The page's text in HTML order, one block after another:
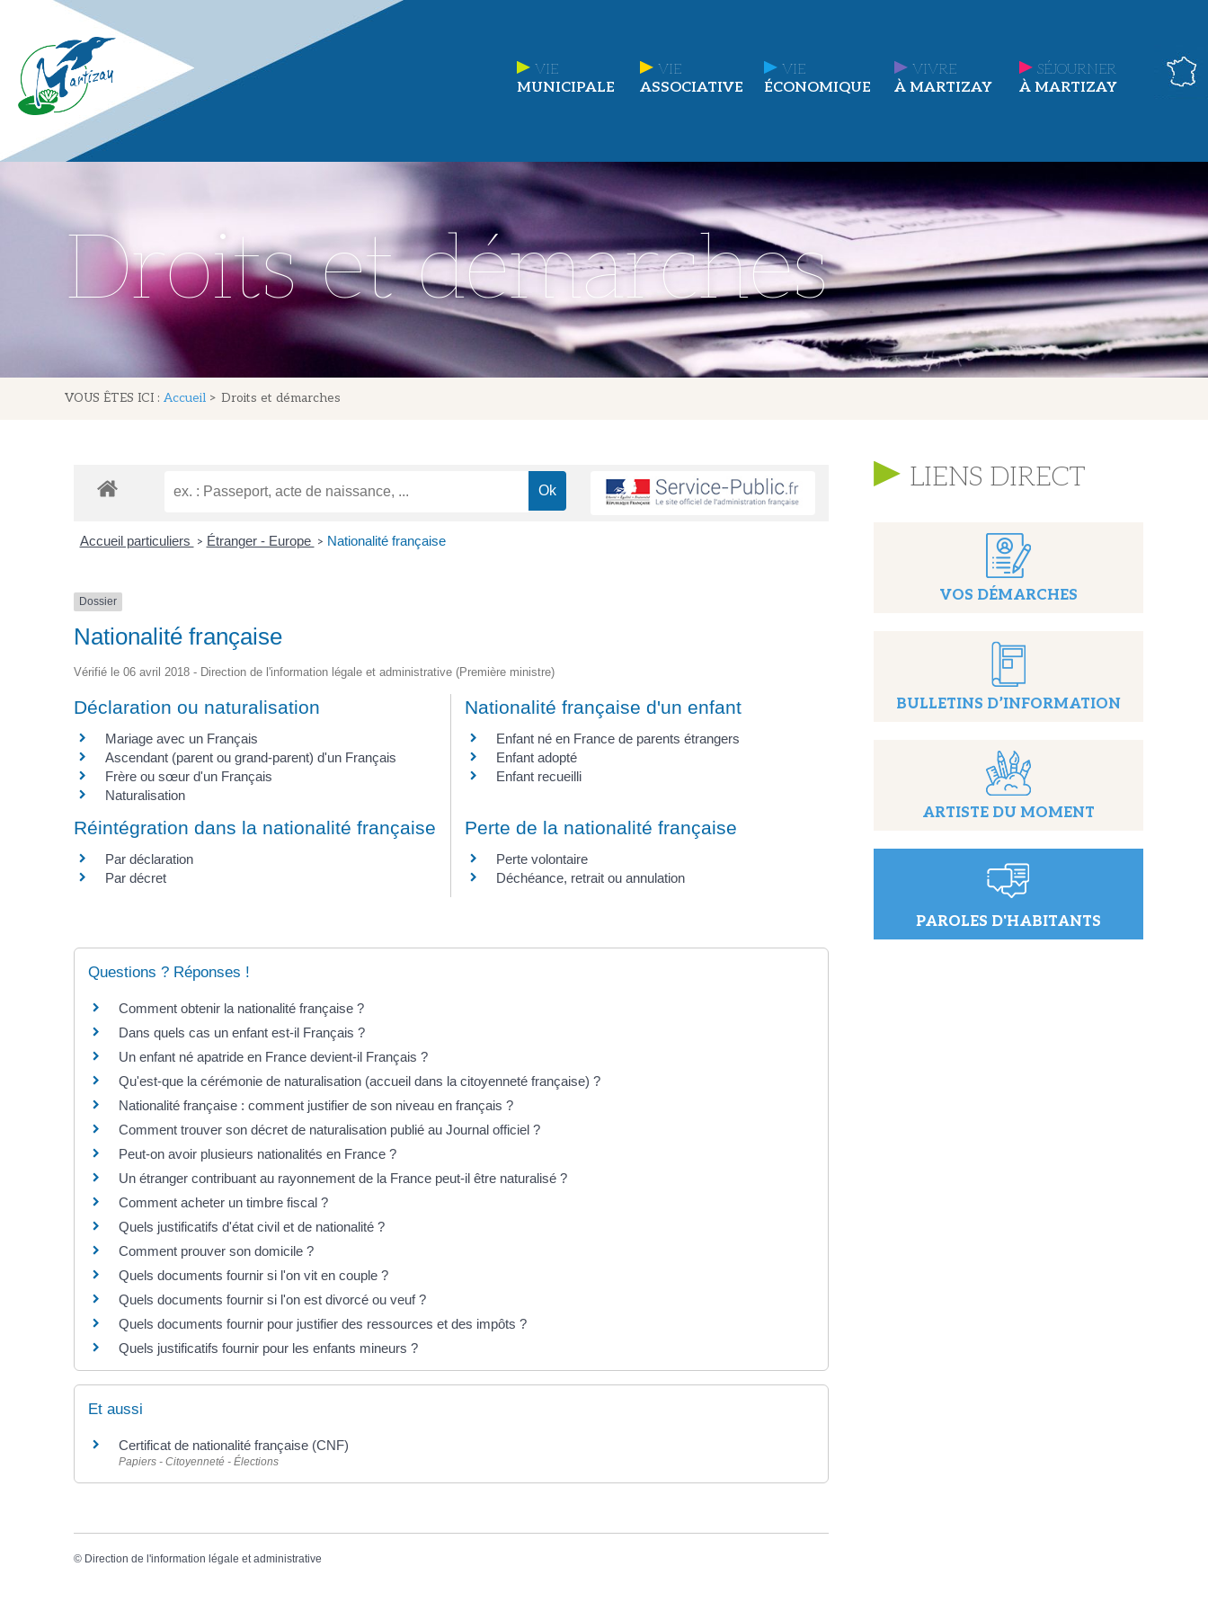
VIE
MUNICIPALE
VIE
ASSOCIATIVE
VIE
ÉCONOMIQUE
VIVRE
À MARTIZAY
SÉJOURNER
À MARTIZAY
Droits et démarches
VOUS ÊTES ICI : Accueil > Droits et démarches
Accueil particuliers > Étranger - Europe > Nationalité française
Dossier
Nationalité française
Vérifié le 06 avril 2018 - Direction de l'information légale et administrative (Première ministre)
Déclaration ou naturalisation
Mariage avec un Français
Ascendant (parent ou grand-parent) d'un Français
Frère ou sœur d'un Français
Naturalisation
Nationalité française d'un enfant
Enfant né en France de parents étrangers
Enfant adopté
Enfant recueilli
Réintégration dans la nationalité française
Par déclaration
Par décret
Perte de la nationalité française
Perte volontaire
Déchéance, retrait ou annulation
Questions ? Réponses !
Comment obtenir la nationalité française ?
Dans quels cas un enfant est-il Français ?
Un enfant né apatride en France devient-il Français ?
Qu'est-que la cérémonie de naturalisation (accueil dans la citoyenneté française) ?
Nationalité française : comment justifier de son niveau en français ?
Comment trouver son décret de naturalisation publié au Journal officiel ?
Peut-on avoir plusieurs nationalités en France ?
Un étranger contribuant au rayonnement de la France peut-il être naturalisé ?
Comment acheter un timbre fiscal ?
Quels justificatifs d'état civil et de nationalité ?
Comment prouver son domicile ?
Quels documents fournir si l'on vit en couple ?
Quels documents fournir si l'on est divorcé ou veuf ?
Quels documents fournir pour justifier des ressources et des impôts ?
Quels justificatifs fournir pour les enfants mineurs ?
Et aussi
Certificat de nationalité française (CNF)
Papiers - Citoyenneté - Élections
© Direction de l'information légale et administrative
LIENS DIRECT
VOS DÉMARCHES
BULLETINS D’INFORMATION
ARTISTE DU MOMENT
PAROLES D'HABITANTS